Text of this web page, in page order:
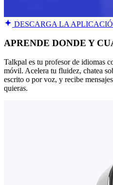
DESCARGA LA
APRENDE DONDE Y
Talkpal es tu profesor de idiomas
móvil. Acelera tu fluidez, chatea
escrito o por voz, y recibe
quieras.